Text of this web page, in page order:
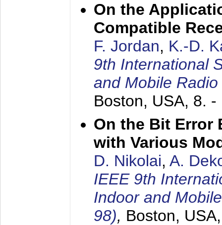
On the
Compatible
F. Jordan, K.-D.
9th International
and Mobile
Boston, USA, 8. -
On the Bit Error
with Various
D. Nikolai, A.
IEEE 9th
Indoor and
98), Boston,